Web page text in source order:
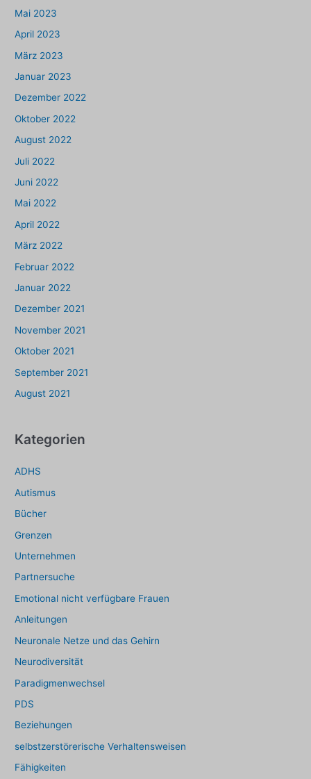
Mai 2023
April 2023
März 2023
Januar 2023
Dezember 2022
Oktober 2022
August 2022
Juli 2022
Juni 2022
Mai 2022
April 2022
März 2022
Februar 2022
Januar 2022
Dezember 2021
November 2021
Oktober 2021
September 2021
August 2021
Kategorien
ADHS
Autismus
Bücher
Grenzen
Unternehmen
Partnersuche
Emotional nicht verfügbare Frauen
Anleitungen
Neuronale Netze und das Gehirn
Neurodiversität
Paradigmenwechsel
PDS
Beziehungen
selbstzerstörerische Verhaltensweisen
Fähigkeiten